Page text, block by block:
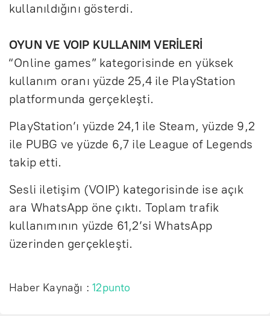
kullanıldığını gösterdi.
OYUN VE VOIP KULLANIM VERİLERİ
“Online games” kategorisinde en yüksek
kullanım oranı yüzde 25,4 ile PlayStation
platformunda gerçekleşti.
PlayStation’ı yüzde 24,1 ile Steam, yüzde 9,2
ile PUBG ve yüzde 6,7 ile League of Legends
takip etti.
Sesli iletişim (VOIP) kategorisinde ise açık
ara WhatsApp öne çıktı. Toplam trafik
kullanımının yüzde 61,2’si WhatsApp
üzerinden gerçekleşti.
Haber Kaynağı :12punto